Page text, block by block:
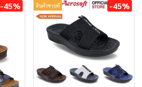
-45% สินค้าขายดี -45%